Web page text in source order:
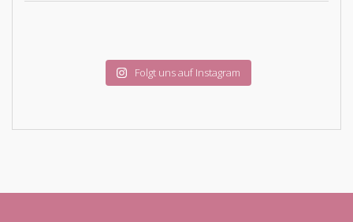
Folgt uns auf Instagram